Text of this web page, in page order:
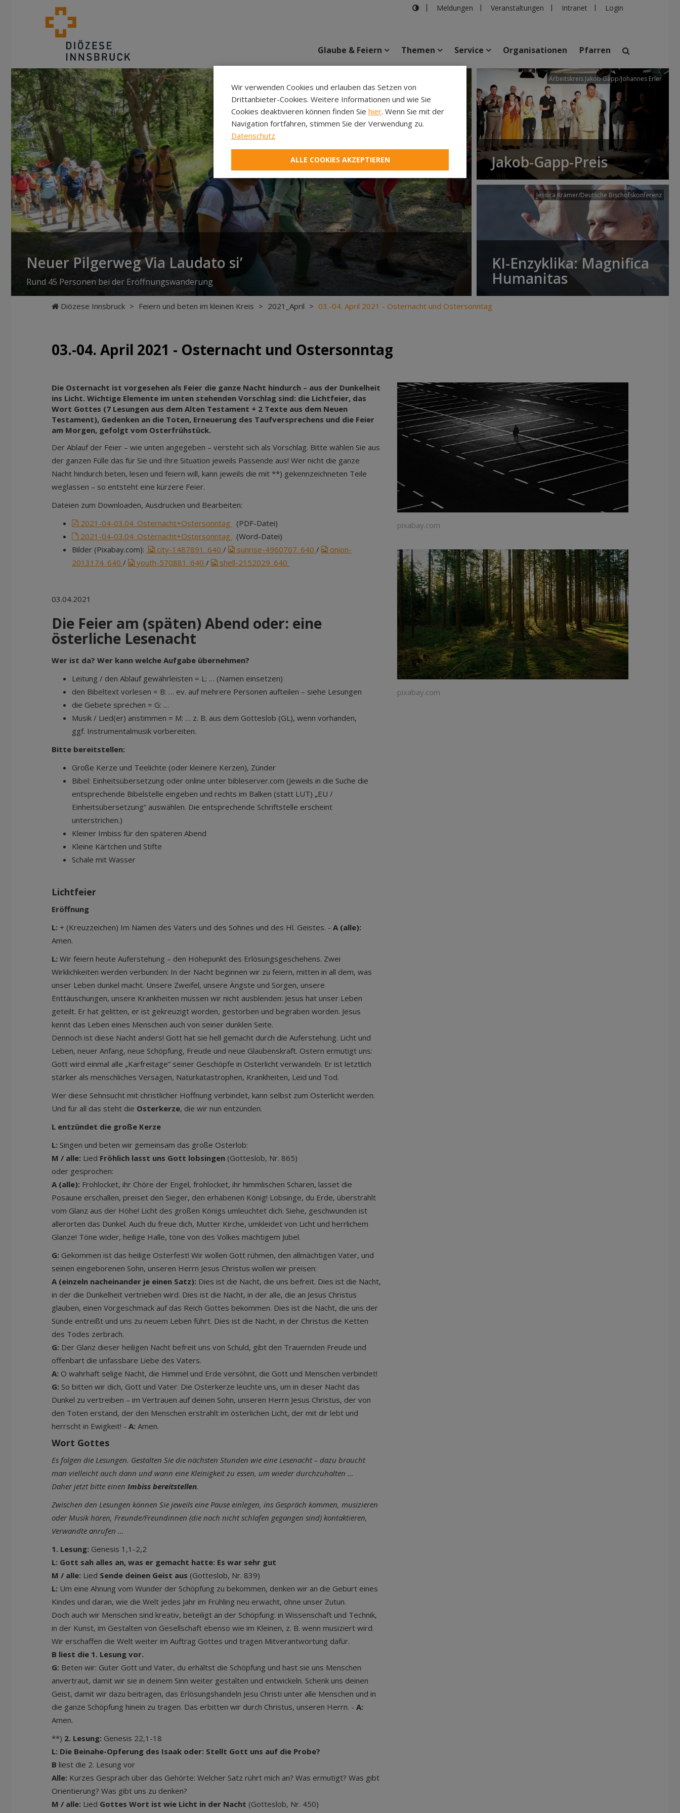
Meldungen Veranstaltungen Intranet Login
suchen
Veranstaltungen Personen Pfarren Einrichtungen
Glaube & Feiern Themen Service Organisationen Pfarren
Neuer Pilgerweg Via Laudato si’
Rund 45 Personen bei der Eröffnungswanderung
Arbeitskreis Jakob Gapp/Johannes Erler
Jakob-Gapp-Preis
Jessica Krämer/Deutsche Bischofskonferenz
KI-Enzyklika: Magnifica
Humanitas
Diözese Innsbruck > Feiern und beten im kleinen Kreis > 2021_April > 03.-04. April 2021 - Osternacht und Ostersonntag
03.-04. April 2021 - Osternacht und Ostersonntag
Die Osternacht ist vorgesehen als Feier die ganze Nacht hindurch – aus der Dunkelheit
ins Licht. Wichtige Elemente im unten stehenden Vorschlag sind: die Lichtfeier, das
Wort Gottes (7 Lesungen aus dem Alten Testament + 2 Texte aus dem Neuen
Testament), Gedenken an die Toten, Erneuerung des Taufversprechens und die Feier
am Morgen, gefolgt vom Osterfrühstück.
Der Ablauf der Feier – wie unten angegeben – versteht sich als Vorschlag. Bitte wählen Sie aus
der ganzen Fülle das für Sie und Ihre Situation jeweils Passende aus! Wer nicht die ganze
Nacht hindurch beten, lesen und feiern will, kann jeweils die mit **) gekennzeichneten Teile
weglassen – so entsteht eine kürzere Feier.
Dateien zum Downloaden, Ausdrucken und Bearbeiten:
2021-04-03.04_Osternacht+Ostersonntag
(PDF-Datei)
2021-04-03.04_Osternacht+Ostersonntag
(Word-Datei)
Bilder (Pixabay.com):
city-1487891_640 / sunrise-4960707_640 /
onion-
2013174_640 / youth-570881_640 / shell-2152029_640
03.04.2021
Die Feier am (späten) Abend oder: eine
österliche Lesenacht
Wer ist da? Wer kann welche Aufgabe übernehmen?
Leitung / den Ablauf gewährleisten = L: … (Namen einsetzen)
den Bibeltext vorlesen = B: … ev. auf mehrere Personen aufteilen – siehe Lesungen
die Gebete sprechen = G: …
Musik / Lied(er) anstimmen = M: … z. B. aus dem Gotteslob (GL), wenn vorhanden,
ggf. Instrumentalmusik vorbereiten.
Bitte bereitstellen:
Große Kerze und Teelichte (oder kleinere Kerzen), Zünder
Bibel: Einheitsübersetzung oder online unter bibleserver.com (Jeweils in die Suche die
entsprechende Bibelstelle eingeben und rechts im Balken (statt LUT) „EU /
Einheitsübersetzung“ auswählen. Die entsprechende Schriftstelle erscheint
unterstrichen.)
Kleiner Imbiss für den späteren Abend
Kleine Kärtchen und Stifte
Schale mit Wasser
Lichtfeier
Eröffnung
L: + (Kreuzzeichen) Im Namen des Vaters und des Sohnes und des Hl. Geistes. - A (alle):
Amen.
L: Wir feiern heute Auferstehung – den Höhepunkt des Erlösungsgeschehens. Zwei
Wirklichkeiten werden verbunden: In der Nacht beginnen wir zu feiern, mitten in all dem, was
unser Leben dunkel macht. Unsere Zweifel, unsere Ängste und Sorgen, unsere
Enttäuschungen, unsere Krankheiten müssen wir nicht ausblenden: Jesus hat unser Leben
geteilt. Er hat gelitten, er ist gekreuzigt worden, gestorben und begraben worden. Jesus
kennt das Leben eines Menschen auch von seiner dunklen Seite.
Dennoch ist diese Nacht anders! Gott hat sie hell gemacht durch die Auferstehung. Licht und
Leben, neuer Anfang, neue Schöpfung, Freude und neue Glaubenskraft. Ostern ermutigt uns:
Gott wird einmal alle „Karfreitage“ seiner Geschöpfe in Osterlicht verwandeln. Er ist letztlich
stärker als menschliches Versagen, Naturkatastrophen, Krankheiten, Leid und Tod.
Wer diese Sehnsucht mit christlicher Hoffnung verbindet, kann selbst zum Osterlicht werden.
Und für all das steht die Osterkerze, die wir nun entzünden.
L entzündet die große Kerze
L: Singen und beten wir gemeinsam das große Osterlob:
M / alle: Lied Fröhlich lasst uns Gott lobsingen (Gotteslob, Nr. 865)
oder gesprochen:
A (alle): Frohlocket, ihr Chöre der Engel, frohlocket, ihr himmlischen Scharen, lasset die
Posaune erschallen, preiset den Sieger, den erhabenen König! Lobsinge, du Erde, überstrahlt
vom Glanz aus der Höhe! Licht des großen Königs umleuchtet dich. Siehe, geschwunden ist
allerorten das Dunkel. Auch du freue dich, Mutter Kirche, umkleidet von Licht und herrlichem
Glanze! Töne wider, heilige Halle, töne von des Volkes mächtigem Jubel.
G: Gekommen ist das heilige Osterfest! Wir wollen Gott rühmen, den allmächtigen Vater, und
seinen eingeborenen Sohn, unseren Herrn Jesus Christus wollen wir preisen:
A (einzeln nacheinander je einen Satz): Dies ist die Nacht, die uns befreit. Dies ist die Nacht,
in der die Dunkelheit vertrieben wird. Dies ist die Nacht, in der alle, die an Jesus Christus
glauben, einen Vorgeschmack auf das Reich Gottes bekommen. Dies ist die Nacht, die uns der
Sünde entreißt und uns zu neuem Leben führt. Dies ist die Nacht, in der Christus die Ketten
des Todes zerbrach.
G: Der Glanz dieser heiligen Nacht befreit uns von Schuld, gibt den Trauernden Freude und
offenbart die unfassbare Liebe des Vaters.
A: O wahrhaft selige Nacht, die Himmel und Erde versöhnt, die Gott und Menschen verbindet!
G: So bitten wir dich, Gott und Vater: Die Osterkerze leuchte uns, um in dieser Nacht das
Dunkel zu vertreiben – im Vertrauen auf deinen Sohn, unseren Herrn Jesus Christus, der von
den Toten erstand, der den Menschen erstrahlt im österlichen Licht, der mit dir lebt und
herrscht in Ewigkeit! - A: Amen.
Wort Gottes
Es folgen die Lesungen. Gestalten Sie die nächsten Stunden wie eine Lesenacht – dazu braucht
man vielleicht auch dann und wann eine Kleinigkeit zu essen, um wieder durchzuhalten …
Daher jetzt bitte einen Imbiss bereitstellen.
Zwischen den Lesungen können Sie jeweils eine Pause einlegen, ins Gespräch kommen, musizieren
oder Musik hören, Freunde/Freundinnen (die noch nicht schlafen gegangen sind) kontaktieren,
Verwandte anrufen …
1. Lesung: Genesis 1,1-2,2
L: Gott sah alles an, was er gemacht hatte: Es war sehr gut
M / alle: Lied Sende deinen Geist aus (Gotteslob, Nr. 839)
L: Um eine Ahnung vom Wunder der Schöpfung zu bekommen, denken wir an die Geburt eines
Kindes und daran, wie die Welt jedes Jahr im Frühling neu erwacht, ohne unser Zutun.
Doch auch wir Menschen sind kreativ, beteiligt an der Schöpfung: in Wissenschaft und Technik,
in der Kunst, im Gestalten von Gesellschaft ebenso wie im Kleinen, z. B. wenn musiziert wird.
Wir erschaffen die Welt weiter im Auftrag Gottes und tragen Mitverantwortung dafür.
B liest die 1. Lesung vor.
G: Beten wir: Guter Gott und Vater, du erhältst die Schöpfung und hast sie uns Menschen
anvertraut, damit wir sie in deinem Sinn weiter gestalten und entwickeln. Schenk uns deinen
Geist, damit wir dazu beitragen, das Erlösungshandeln Jesu Christi unter alle Menschen und in
die ganze Schöpfung hinein zu tragen. Das erbitten wir durch Christus, unseren Herrn. - A:
Amen.
**) 2. Lesung: Genesis 22,1-18
L: Die Beinahe-Opferung des Isaak oder: Stellt Gott uns auf die Probe?
B liest die 2. Lesung vor
Alle: Kurzes Gespräch über das Gehörte: Welcher Satz rührt mich an? Was ermutigt? Was gibt
Orientierung? Was gibt uns zu denken?
M / alle: Lied Gottes Wort ist wie Licht in der Nacht (Gotteslob, Nr. 450)
pixabay.com
pixabay.com
Wir verwenden Cookies und erlauben das Setzen von
Drittanbieter-Cookies. Weitere Informationen und wie Sie
Cookies deaktivieren können finden Sie hier. Wenn Sie mit der
Navigation fortfahren, stimmen Sie der Verwendung zu.
Datenschutz
ALLE COOKIES AKZEPTIEREN